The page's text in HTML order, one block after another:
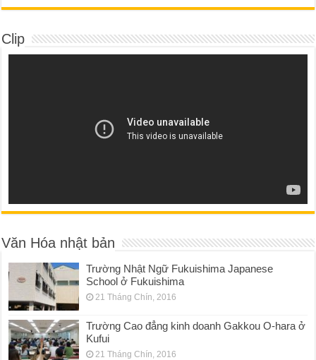
Clip
Văn Hóa nhật bản
Trường Nhật Ngữ Fukuishima Japanese
School ở Fukuishima
21 Tháng Chín, 2016
Trường Cao đẳng kinh doanh Gakkou O-hara ở
Kufui
21 Tháng Chín, 2016